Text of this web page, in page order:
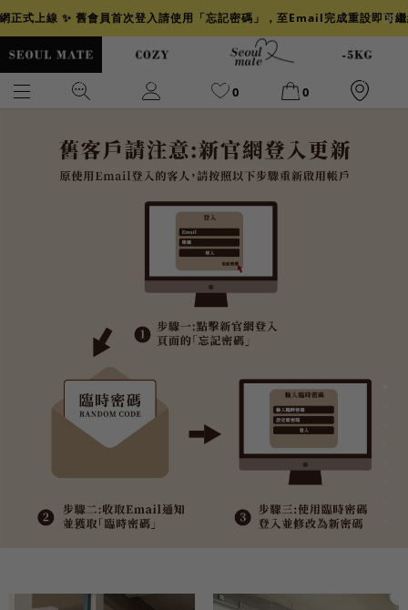
正式上線 ✨ 舊會員首次登入請使用「忘記密碼」，至Email完成重設即可
0 0
小香
牛仔裙